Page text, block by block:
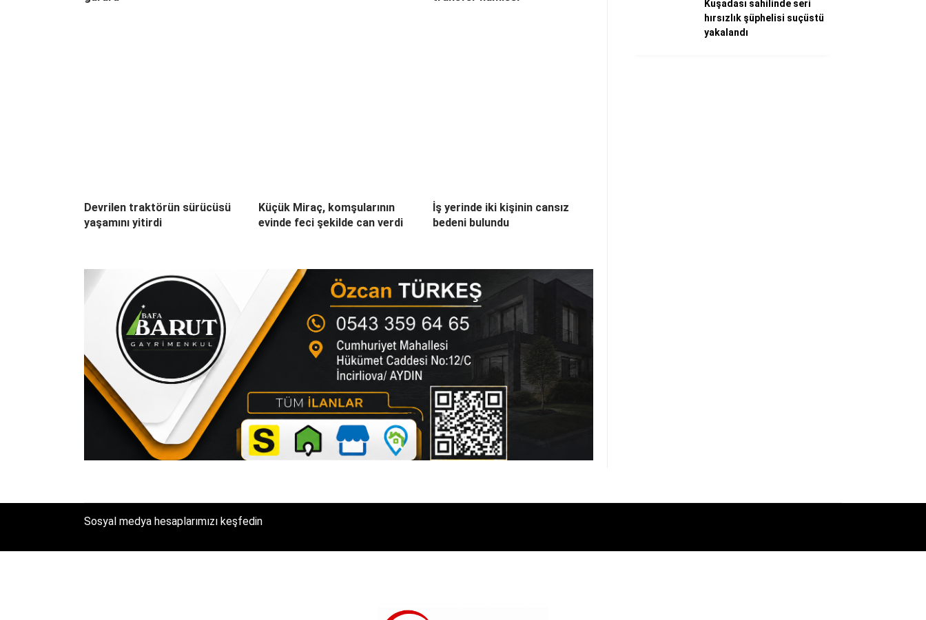
Devrilen traktörün sürücüsü
yaşamını yitirdi
Küçük Miraç, komşularının
evinde feci şekilde can verdi
İş yerinde iki kişinin cansız
bedeni bulundu
Kuşadası sahilinde seri
hırsızlık şüphelisi suçüstü
yakalandı
Sosyal medya hesaplarımızı keşfedin